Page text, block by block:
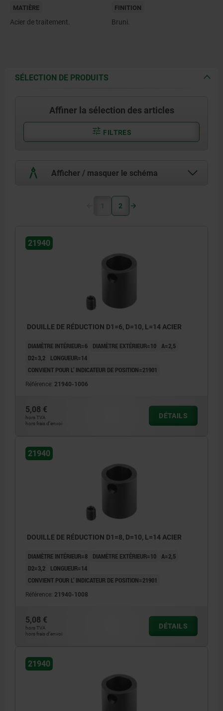
MATIÈRE
Acier de traitement.
FINITION
Bruni.
SÉLECTION DE PRODUITS
Affiner la sélection des articles
FILTRES
Afficher / masquer le schéma
1 2
21940
DOUILLE DE RÉDUCTION D1=6, D=10, L=14 ACIER
DIAMÈTRE INTÉRIEUR=6 DIAMÈTRE EXTÉRIEUR=10 A=2,5
D2=3,2
LONGUEUR=14
CONVIENT POUR L’ INDICATEUR DE POSITION=21901
Référence: 21940-1006
5,08 €
hors TVA
hors frais d’envoi
DÉTAILS
21940
DOUILLE DE RÉDUCTION D1=8, D=10, L=14 ACIER
DIAMÈTRE INTÉRIEUR=8 DIAMÈTRE EXTÉRIEUR=10 A=2,5
D2=3,2
LONGUEUR=14
CONVIENT POUR L’ INDICATEUR DE POSITION=21901
Référence: 21940-1008
5,08 €
hors TVA
hors frais d’envoi
DÉTAILS
21940